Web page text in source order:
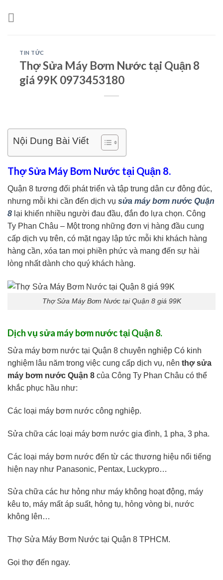
TIN TỨC
Thợ Sửa Máy Bơm Nước tại Quận 8
giá 99K 0973453180
Nội Dung Bài Viết
Thợ Sửa Máy Bơm Nước tại Quận 8.
Quận 8 tương đối phát triển và tập trung dân cư đông đúc,
nhưng mỗi khi cần đến dịch vụ sửa máy bơm nước Quận
8 lại khiến nhiều người đau đầu, đắn đo lựa chọn. Công
Ty Phan Châu – Một trong những đơn vị hàng đầu cung
cấp dịch vụ trên, có mặt ngay lập tức mỗi khi khách hàng
hàng cần, xóa tan mọi phiền phức và mang đến sự hài
lòng nhất dành cho quý khách hàng.
Thợ Sửa Máy Bơm Nước tại Quận 8 giá 99K
Dịch vụ sửa máy bơm nước tại Quận 8.
Sửa máy bơm nước tại Quận 8 chuyên nghiệp Có kinh
nghiệm lâu năm trong việc cung cấp dịch vụ, nên thợ sửa
máy bơm nước Quận 8 của Công Ty Phan Châu có thể
khắc phục hầu như:
Các loại máy bơm nước công nghiệp.
Sửa chữa các loại máy bơm nước gia đình, 1 pha, 3 pha.
Các loại máy bơm nước đến từ các thương hiệu nổi tiếng
hiện nay như Panasonic, Pentax, Luckypro…
Sửa chữa các hư hỏng như máy không hoạt động, máy
kêu to, máy mất áp suất, hỏng tụ, hỏng vòng bi, nước
không lên…
Thợ Sửa Máy Bơm Nước tại Quận 8 TPHCM.
Gọi thợ đến ngay.